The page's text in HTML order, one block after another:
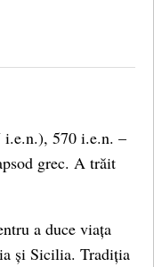
570 i.e.n. –
grec. A trăit
a duce viața
și Sicilia. Tradiția